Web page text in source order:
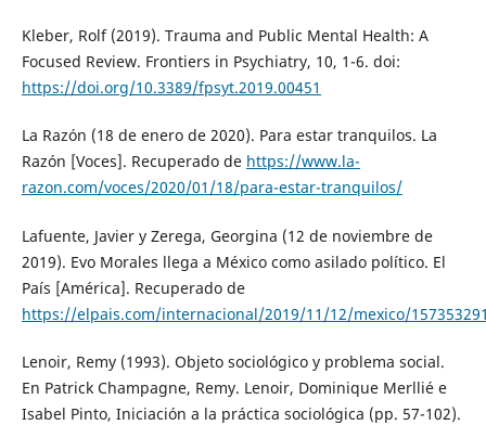
Kleber, Rolf (2019). Trauma and Public Mental Health: A
Focused Review. Frontiers in Psychiatry, 10, 1-6. doi:
https://doi.org/10.3389/fpsyt.2019.00451
La Razón (18 de enero de 2020). Para estar tranquilos. La
Razón [Voces]. Recuperado de https://www.la-
razon.com/voces/2020/01/18/para-estar-tranquilos/
Lafuente, Javier y Zerega, Georgina (12 de noviembre de
2019). Evo Morales llega a México como asilado político. El
País [América]. Recuperado de
https://elpais.com/internacional/2019/11/12/mexico/
Lenoir, Remy (1993). Objeto sociológico y problema social.
En Patrick Champagne, Remy. Lenoir, Dominique Merllié e
Isabel Pinto, Iniciación a la práctica sociológica (pp. 57-102).